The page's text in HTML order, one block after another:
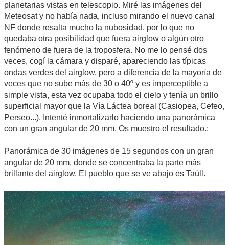
planetarias vistas en telescopio. Miré las imágenes del
Meteosat y no había nada, incluso mirando el nuevo canal
NF donde resalta mucho la nubosidad, por lo que no
quedaba otra posibilidad que fuera airglow o algún otro
fenómeno de fuera de la troposfera. No me lo pensé dos
veces, cogí la cámara y disparé, apareciendo las típicas
ondas verdes del airglow, pero a diferencia de la mayoría de
veces que no sube más de 30 o 40º y es imperceptible a
simple vista, esta vez ocupaba todo el cielo y tenía un brillo
superficial mayor que la Vía Láctea boreal (Casiopea, Cefeo,
Perseo...). Intenté inmortalizarlo haciendo una panorámica
con un gran angular de 20 mm. Os muestro el resultado.:
Panorámica de 30 imágenes de 15 segundos con un gran
angular de 20 mm, donde se concentraba la parte más
brillante del airglow. El pueblo que se ve abajo es Taüll.